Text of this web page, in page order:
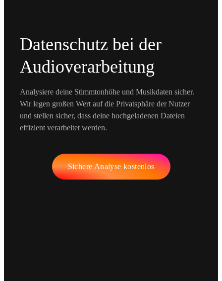
Datenschutz bei der
Audioverarbeitung
Analysiere deine Stimmtonhöhe und Musikdaten sicher.
Wir legen großen Wert auf die Privatsphäre der Nutzer
und stellen sicher, dass deine hochgeladenen Dateien
effizient verarbeitet werden.
Sichere Analyse kostenlos